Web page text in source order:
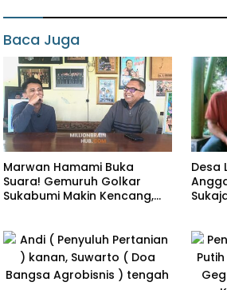
Baca Juga
Marwan Hamami Buka
Suara! Gemuruh Golkar
Sukabumi Makin Kencang,
Desa